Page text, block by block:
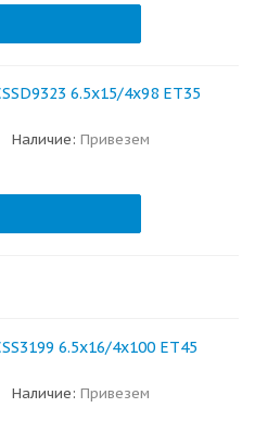
6.5x15/4x98 ET35
Наличие: Привезем
6.5x16/4x100 ET45
Наличие: Привезем